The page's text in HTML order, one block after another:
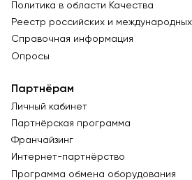
Политика в области Качества
Реестр российских и
Справочная информация
Опросы
Партнёрам
Личный кабинет
Партнёрская программа
Франчайзинг
Интернет-партнёрство
Программа обмена оборудования